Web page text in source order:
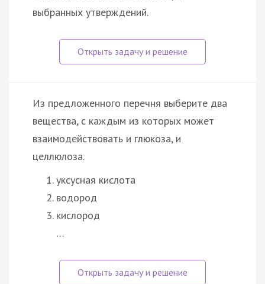
выбранных утверждений.
Из предложенного перечня выберите два
вещества, с каждым из которых может
взаимодействовать и глюкоза, и
целлюлоза.
уксусная кислота
водород
кислород
…